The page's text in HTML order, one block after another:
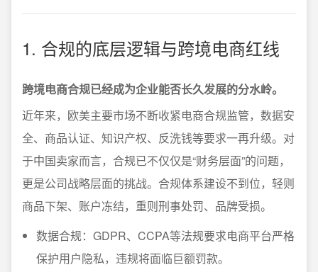
1. 合规的底层逻辑与跨境电商红线
跨境电商合规已经成为企业能否长久发展的分水岭。
近年来，欧美主要市场不断收紧电商合规监管，数据安
全、商品认证、知识产权、反洗钱等要求一再升级。对
于中国卖家而言，合规已不仅仅是“财务层面”的问题，
更是公司战略层面的挑战。合规体系建设不到位，轻则
商品下架、账户冻结，重则刑事处罚、品牌受损。
数据合规：GDPR、CCPA等法规要求电商平台严格
保护用户隐私，违规将面临巨额罚款。